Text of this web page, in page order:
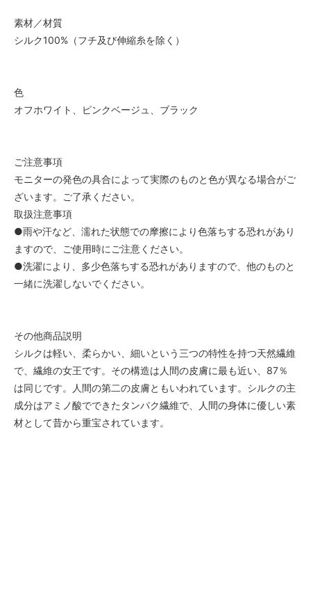
素材／材質
シルク100%（フチ及び伸縮糸を除く）
色
オフホワイト、ピンクベージュ、ブラック
ご注意事項
モニターの発色の具合によって実際のものと色が異なる場合がご
ざいます。ご了承ください。
取扱注意事項
●雨や汗など、濡れた状態での摩擦により色落ちする恐れがあり
ますので、ご使用時にご注意ください。
●洗濯により、多少色落ちする恐れがありますので、他のものと
一緒に洗濯しないでください。
その他商品説明
シルクは軽い、柔らかい、細いという三つの特性を持つ天然繊維
で、繊維の女王です。その構造は人間の皮膚に最も近い、87％
は同じです。人間の第二の皮膚ともいわれています。シルクの主
成分はアミノ酸でできたタンパク繊維で、人間の身体に優しい素
材として昔から重宝されています。